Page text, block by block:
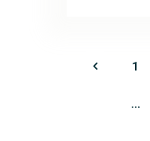
1
…